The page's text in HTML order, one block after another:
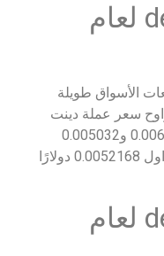
مستقبل عملة dent لعام
الأسواق طويلة
سعر عملة دينت
الرقمية في عام 2033 ما بين 0.0063504 و0.005032
دولارًا أمريكيًا، مع متوسط سعر التداول 0.0052168 دولارًا
مستقبل عملة dent لعام